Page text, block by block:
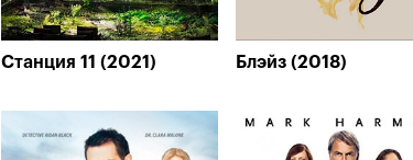
Станция 11 (2021) Блэйз (2018)